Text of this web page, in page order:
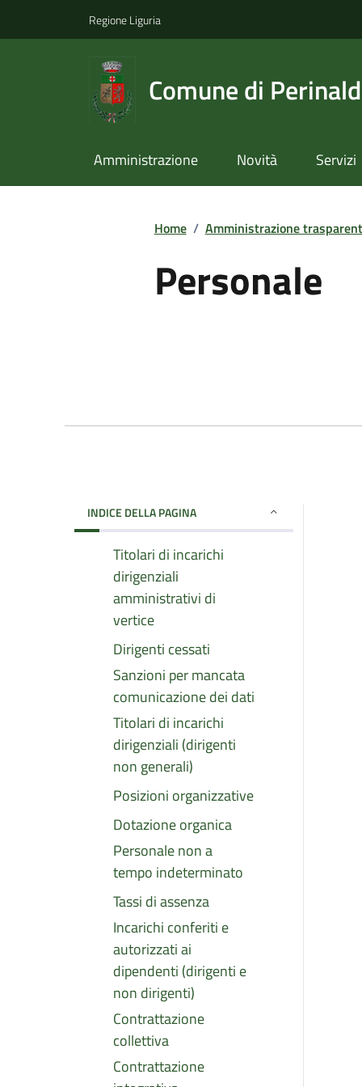
Regione Liguria
Comune di
Amministrazione Novità Servizi
Home / Amministrazione
Personale
INDICE DELLA PAGINA
Titolari di incarichi
dirigenziali
amministrativi di
vertice
Dirigenti cessati
Sanzioni per mancata
comunicazione dei dati
Titolari di incarichi
dirigenziali (dirigenti
non generali)
Posizioni organizzative
Dotazione organica
Personale non a
tempo indeterminato
Tassi di assenza
Incarichi conferiti e
autorizzati ai
dipendenti (dirigenti e
non dirigenti)
Contrattazione
collettiva
Contrattazione